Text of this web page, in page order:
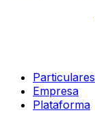
Particulares
Empresa
Plataforma